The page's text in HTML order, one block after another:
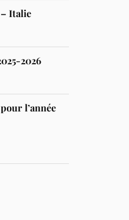
– Italie
2026
l’année